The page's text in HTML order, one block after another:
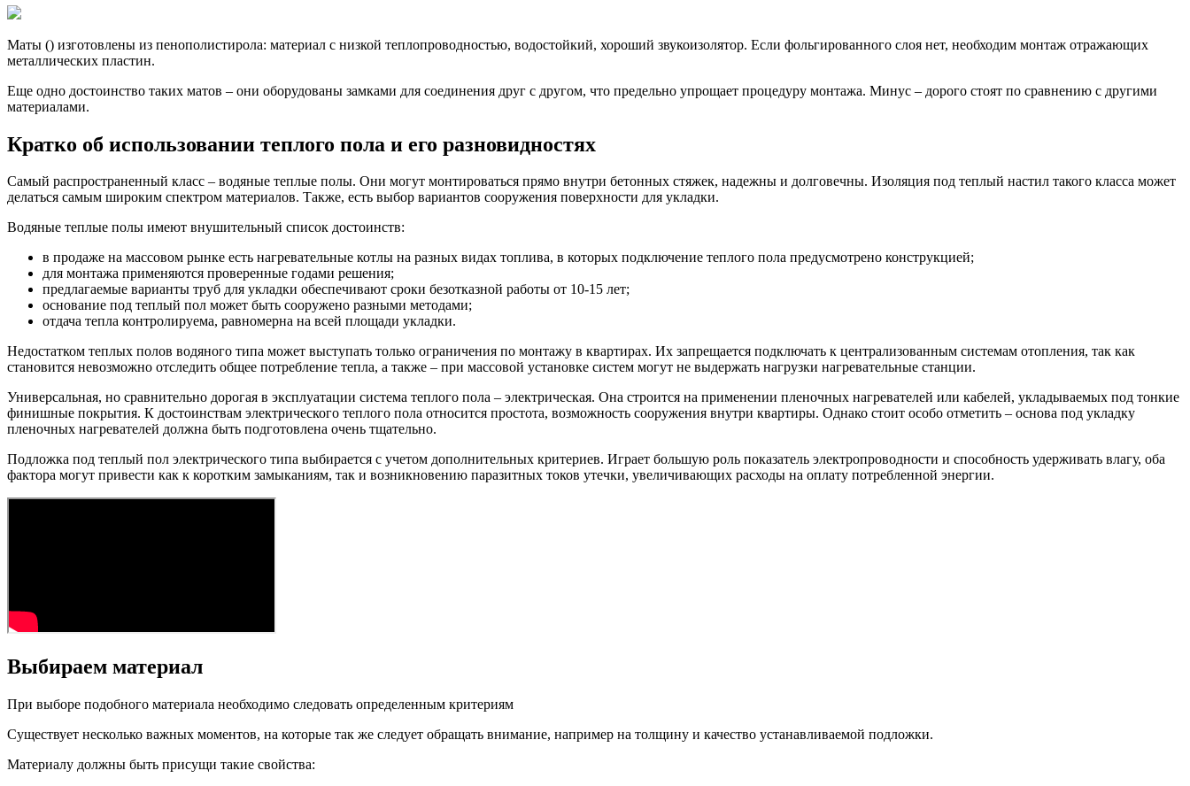
Маты () изготовлены из пенополистирола: материал с низкой теплопроводностью, водостойкий, хороший звукоизолятор. Если фольгированного слоя нет, необходим монтаж отражающих
металлических пластин.
Еще одно достоинство таких матов – они оборудованы замками для соединения друг с другом, что предельно упрощает процедуру монтажа. Минус – дорого стоят по сравнению с другими
материалами.
Кратко об использовании теплого пола и его разновидностях
Самый распространенный класс – водяные теплые полы. Они могут монтироваться прямо внутри бетонных стяжек, надежны и долговечны. Изоляция под теплый настил такого класса может
делаться самым широким спектром материалов. Также, есть выбор вариантов сооружения поверхности для укладки.
Водяные теплые полы имеют внушительный список достоинств:
в продаже на массовом рынке есть нагревательные котлы на разных видах топлива, в которых подключение теплого пола предусмотрено конструкцией;
для монтажа применяются проверенные годами решения;
предлагаемые варианты труб для укладки обеспечивают сроки безотказной работы от 10-15 лет;
основание под теплый пол может быть сооружено разными методами;
отдача тепла контролируема, равномерна на всей площади укладки.
Недостатком теплых полов водяного типа может выступать только ограничения по монтажу в квартирах. Их запрещается подключать к централизованным системам отопления, так как
становится невозможно отследить общее потребление тепла, а также – при массовой установке систем могут не выдержать нагрузки нагревательные станции.
Универсальная, но сравнительно дорогая в эксплуатации система теплого пола – электрическая. Она строится на применении пленочных нагревателей или кабелей, укладываемых под тонкие
финишные покрытия. К достоинствам электрического теплого пола относится простота, возможность сооружения внутри квартиры. Однако стоит особо отметить – основа под укладку
пленочных нагревателей должна быть подготовлена очень тщательно.
Подложка под теплый пол электрического типа выбирается с учетом дополнительных критериев. Играет большую роль показатель электропроводности и способность удерживать влагу, оба
фактора могут привести как к коротким замыканиям, так и возникновению паразитных токов утечки, увеличивающих расходы на оплату потребленной энергии.
Выбираем материал
При выборе подобного материала необходимо следовать определенным критериям
Существует несколько важных моментов, на которые так же следует обращать внимание, например на толщину и качество устанавливаемой подложки.
Материалу должны быть присущи такие свойства: